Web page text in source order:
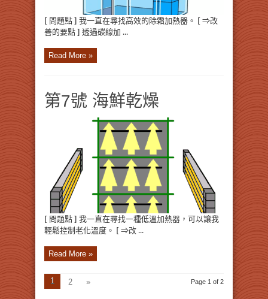
[ 問題點 ] 我一直在尋找高效的除霜加熱器。 [ ⇒改
善的要點 ] 透過碳線加 ...
Read More »
第7號 海鮮乾燥
[ 問題點 ] 我一直在尋找一種低溫加熱器，可以讓我
輕鬆控制老化溫度。 [ ⇒改 ...
Read More »
Page 1 of 2
1 2 »